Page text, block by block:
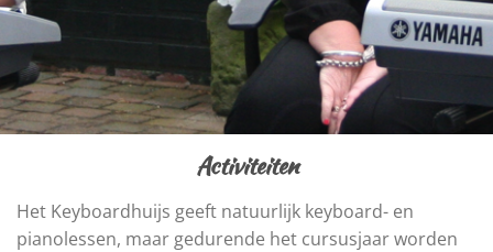
Activiteiten
Het Keyboardhuijs geeft natuurlijk keyboard- en
pianolessen, maar gedurende het cursusjaar worden